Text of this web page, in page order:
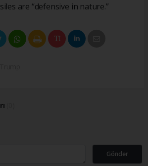
are “defensive in nature.”
Gönder